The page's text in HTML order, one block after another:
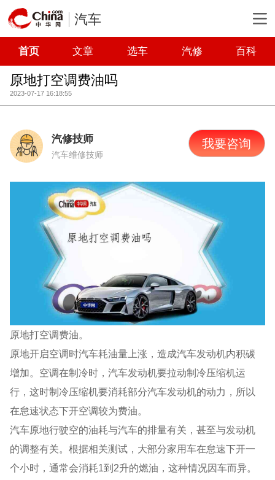
汽车
首页 文章 选车 汽修 百科
原地打空调费油吗
2023-07-17 16:18:55
汽修技师
汽车维修技师
我要咨询
原地打空调费油。
原地开启空调时汽车耗油量上涨，造成汽车发动机内积碳
增加。空调在制冷时，汽车发动机要拉动制冷压缩机运
行，这时制冷压缩机要消耗部分汽车发动机的动力，所以
在怠速状态下开空调较为费油。
汽车原地行驶空的油耗与汽车的排量有关，甚至与发动机
的调整有关。根据相关测试，大部分家用车在怠速下开一
个小时，通常会消耗1到2升的燃油，这种情况因车而异。